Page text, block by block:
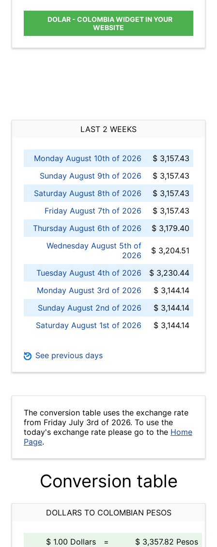
DOLAR - COLOMBIA WIDGET IN YOUR
WEBSITE
LAST 2 WEEKS
Monday August 10th of 2026
$ 3,157.43
Sunday August 9th of 2026
$ 3,157.43
Saturday August 8th of 2026
$ 3,157.43
Friday August 7th of 2026
$ 3,157.43
Thursday August 6th of 2026
$ 3,179.40
Wednesday August 5th of
2026
$ 3,204.51
Tuesday August 4th of 2026
$ 3,230.44
Monday August 3rd of 2026
$ 3,144.14
Sunday August 2nd of 2026
$ 3,144.14
Saturday August 1st of 2026
$ 3,144.14
See previous days
The conversion table uses the exchange rate
from Friday July 3rd of 2026. To use the
today's exchange rate please go to the Home
Page.
Conversion table
DOLLARS TO COLOMBIAN PESOS
$ 1.00 Dollars =
$ 3,357.82 Pesos